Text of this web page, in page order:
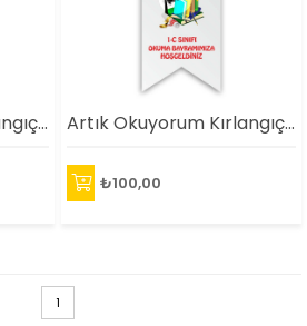
Artık Okuyorum Kırlangıç 5 Artık Okuyorum Kırlangıç 6
₺100,00
1